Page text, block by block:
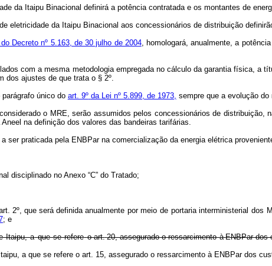
da Itaipu Binacional definirá a potência contratada e os montantes de
eletricidade da Itaipu Binacional aos concessionários de distribuição
Decreto nº 5.163, de 30 julho de 2004, homologará, anualmente, a
com a mesma metodologia empregada no cálculo da garantia física, a
dos ajustes de que trata o § 2º.
único do art. 9º da Lei nº 5.899, de 1973, sempre que a evolução
o MRE, serão assumidos pelos concessionários de distribuição,
Aneel na definição dos valores das bandeiras tarifárias.
a ser praticada pela ENBPar na comercialização da energia elétrica
disciplinado no Anexo “C” do Tratado;
2º, que será definida anualmente por meio de portaria interministerial dos
; e
Itaipu, a que se refere o art. 20, assegurado o ressarcimento à ENBPar dos
a que se refere o art. 15, assegurado o ressarcimento à ENBPar dos